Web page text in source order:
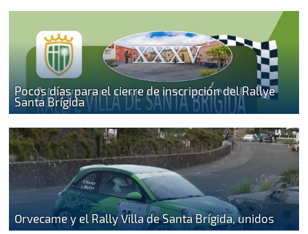
Pocos días para el cierre de inscripción del Rallye
Santa Brígida
Orvecame y el Rally Villa de Santa Brígida, unidos